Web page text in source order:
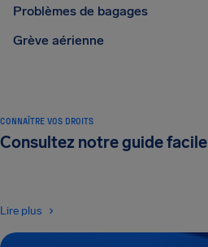
Problèmes de bagages
Grève aérienne
CONNAÎTRE VOS DROITS
Consultez notre guide facile
Lire plus